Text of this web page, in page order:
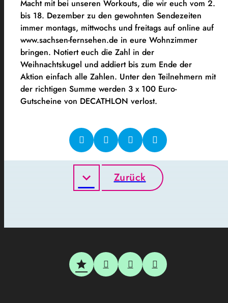
Macht mit bei unseren Workouts, die wir euch vom 2.
bis 18. Dezember zu den gewohnten Sendezeiten
immer montags, mittwochs und freitags auf online auf
www.sachsen-fernsehen.de in eure Wohnzimmer
bringen. Notiert euch die Zahl in der
Weihnachtskugel und addiert bis zum Ende der
Aktion einfach alle Zahlen. Unter den Teilnehmern mit
der richtigen Summe werden 3 x 100 Euro-
Gutscheine von DECATHLON verlost.
Zurück